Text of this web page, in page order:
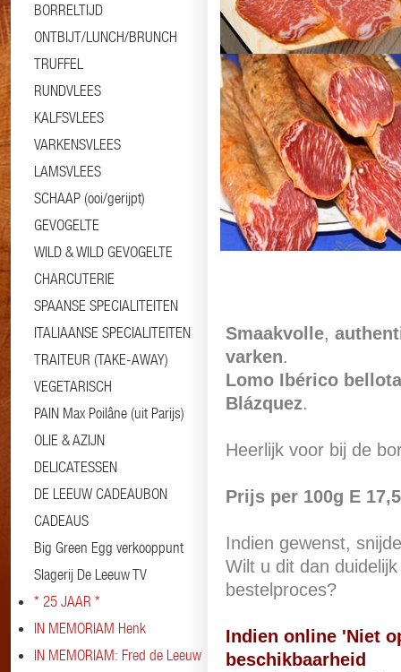
BORRELTIJD
ONTBIJT/LUNCH/BRUNCH
TRUFFEL
RUNDVLEES
KALFSVLEES
VARKENSVLEES
LAMSVLEES
SCHAAP (ooi/gerijpt)
GEVOGELTE
WILD & WILD GEVOGELTE
CHARCUTERIE
SPAANSE SPECIALITEITEN
ITALIAANSE SPECIALITEITEN
TRAITEUR (TAKE-AWAY)
VEGETARISCH
PAIN Max Poilâne (uit Parijs)
OLIE & AZIJN
DELICATESSEN
DE LEEUW CADEAUBON
CADEAUS
Big Green Egg verkooppunt
Slagerij De Leeuw TV
* 25 JAAR *
IN MEMORIAM Henk
IN MEMORIAM: Fred de Leeuw
Informatie Specificaties
Smaakvolle,
varken.
Lomo Ibérico bellota
Blázquez.
Heerlijk voor bij de
Prijs per 100g E
Indien gewenst,
Wilt u dit dan
bestelproces?
Indien online 'Niet
beschikbaarheid